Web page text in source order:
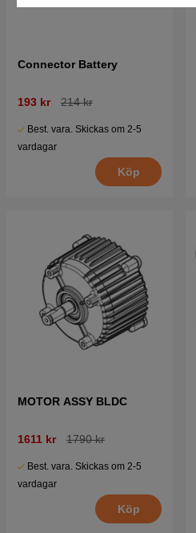
Connector Battery
193 kr 214 kr
Best. vara. Skickas om 2-5
vardagar
Köp
MOTOR ASSY BLDC
1611 kr 1790 kr
Best. vara. Skickas om 2-5
vardagar
Köp